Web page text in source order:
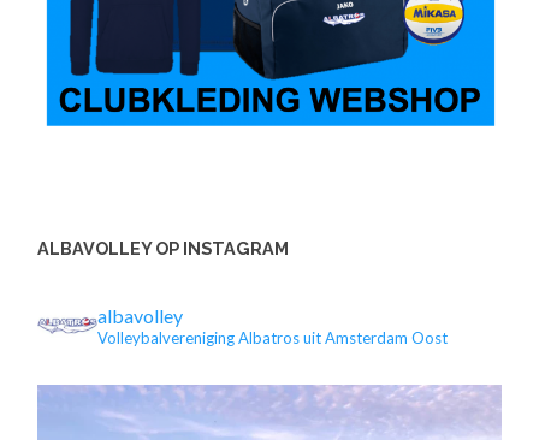
ALBAVOLLEY OP INSTAGRAM
albavolley
Volleybalvereniging Albatros uit Amsterdam Oost